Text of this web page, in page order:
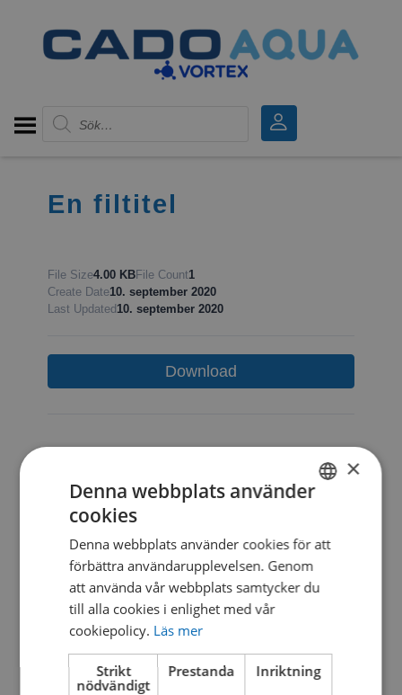
Produktsökning
En filtitel
File Size4.00 KBFile Count1
Create Date10. september 2020
Last Updated 10. september 2020
Download
DESCRIPTION
SIMILAR DOWNLOADS
No related download found!
Kjell Parmborn
DANISH
×
Denna webbplats använder
cookies
Denna webbplats använder cookies för att
förbättra användarupplevelsen. Genom
att använda vår webbplats samtycker du
till alla cookies i enlighet med vår
cookiepolicy. Läs mer
Strikt
nödvändigt
Prestanda Inriktning